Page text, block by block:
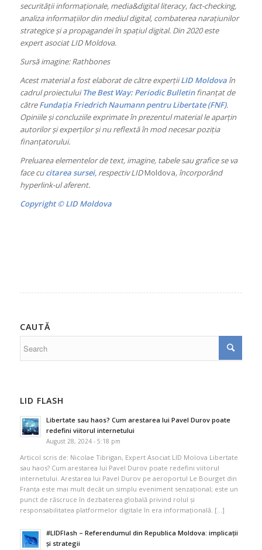
securității informaționale, media&digital literacy, fact-checking,
analiza informațiilor din mediul digital, combaterea narațiunilor
strategice și a propagandei în spațiul digital. Din 2020 este
expert asociat LID Moldova.
Sursă imagine: Rathbones
Acest material a fost elaborat de către experțiiLID Moldovaîn
cadrul proiectuluiThe Best Way: Periodic Bulletinfinanțat de
cătreFundația Friedrich Naumann pentru Libertate (FNF).
Opiniile și concluziile exprimate în prezentul material le aparțin
autorilor și experților și nu reflextă în mod necesar poziția
finanțatorului.
Preluarea elementelor de text, imagine, tabele sau grafice se va
face cucitarea sursei, respectiv LIDMoldova, încorporând
hyperlink-ul aferent.
Copyright © LID Moldova
CAUTĂ
LID FLASH
Libertate sau haos? Cum arestarea lui Pavel Durov poate
redefini viitorul internetului
August 28, 2024 - 5:18 pm
Articol scris de: Nicolae Tibrigan, Expert Asociat LID Molova Libertate
sau haos? Cum arestarea lui Pavel Durov poate redefini viitorul
internetului. Arestarea lui Pavel Durov pe aeroportul Le Bourget din
Franța este mai mult decât un simplu eveniment senzațional; este un
punct de răscruce în dezbaterea globală privind rolul și
responsabilitatea platformelor digitale în era informațională. […]
#LIDFlash – Referendumul din Republica Moldova: implicații
și strategii